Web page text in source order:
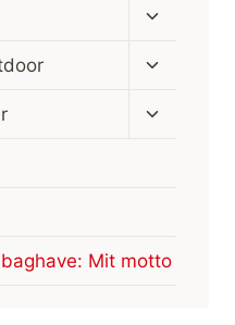
Skift
Skift
Skift
Mit motto